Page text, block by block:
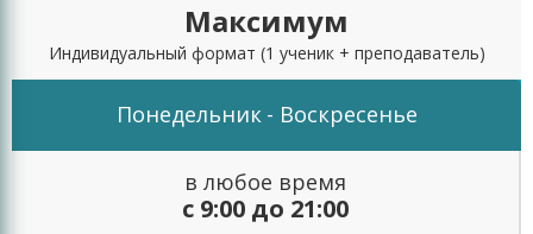
Максимум
Индивидуальный формат (1 ученик + преподаватель)
Понедельник - Воскресенье
в любое время
с 9:00 до 21:00